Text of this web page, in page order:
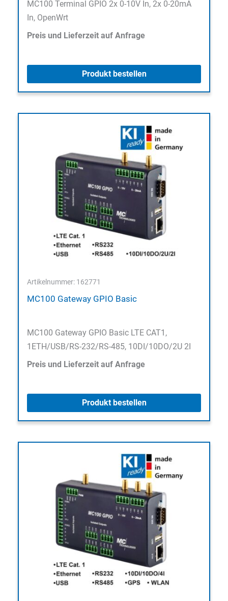
MC100 Terminal GPIO 2x 0-10V In, 2x 0-20mA
In, OpenWrt
Preis und Lieferzeit auf Anfrage
Produkt bestellen
Artikelnummer: 162771
MC100 Gateway GPIO Basic
MC100 Gateway GPIO Basic LTE CAT1,
1ETH/USB/RS-232/RS-485, 10DI/10DO/2U 2I
Preis und Lieferzeit auf Anfrage
Produkt bestellen